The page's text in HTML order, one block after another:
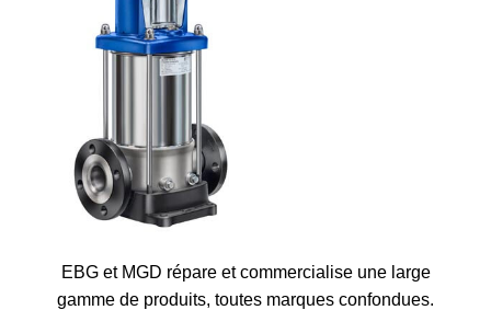
EBG et MGD répare et commercialise une large
gamme de produits, toutes marques confondues.